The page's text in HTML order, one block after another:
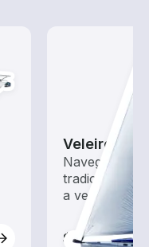
Veleiros
Navegue
tradicionais
a vento
$100-$405